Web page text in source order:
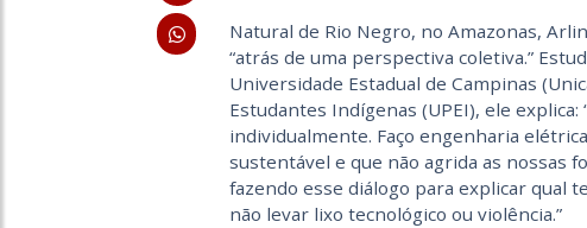
Natural de Rio Negro, no Amazonas,
“atrás de uma perspectiva coletiva.”
Universidade Estadual de Campinas
Estudantes Indígenas (UPEI), ele
individualmente. Faço engenharia
sustentável e que não agrida as nossas
fazendo esse diálogo para explicar qual
não levar lixo tecnológico ou violência.”